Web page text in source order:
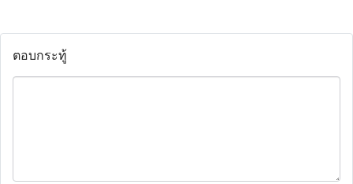
ตอบกระทู้